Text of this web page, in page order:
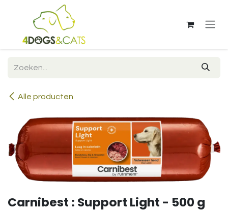
Overslaan naar inhoud
Alle producten
Carnibest : Support Light - 500 g